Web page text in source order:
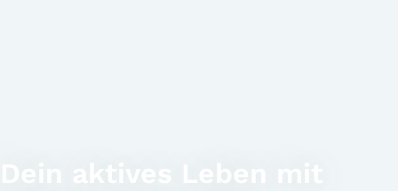
Dein aktives Leben mit